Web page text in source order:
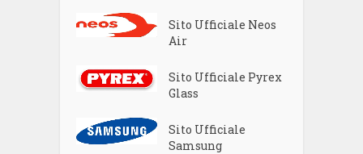
Sito Ufficiale Neos
Air
Sito Ufficiale Pyrex
Glass
Sito Ufficiale
Samsung